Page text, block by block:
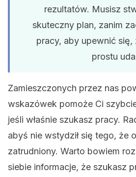
rezultatów. Musisz
skuteczny plan, zanim
pracy, aby upewnić się,
prostu
Zamieszczonych przez nas
wskazówek pomoże Ci
jeśli właśnie szukasz pracy.
abyś nie wstydził się tego, że
zatrudniony. Warto bowiem
siebie informacje, że szukasz